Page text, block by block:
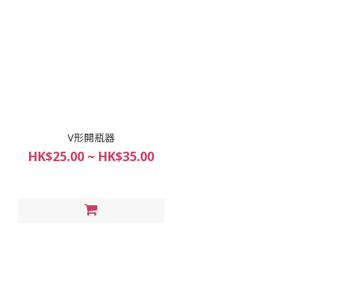
V形開瓶器
HK$25.00 ~ HK$35.00